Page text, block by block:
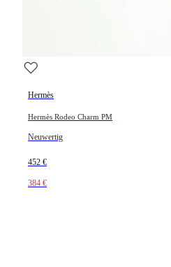
Hermès
Hermès Rodeo Charm PM
Neuwertig
452 €
384 €